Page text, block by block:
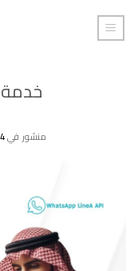
تخطي
للمحتوى
منشور في